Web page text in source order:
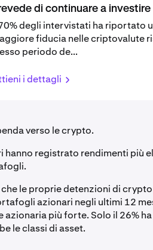
di continuare a investire
degli intervistati ha riportato
fiducia nelle criptovalute
periodo de...
i dettagli
verso le crypto.
registrato rendimenti più
le proprie detenzioni di
azionari negli ultimi 12
più forte. Solo il 26%
le classi di asset.